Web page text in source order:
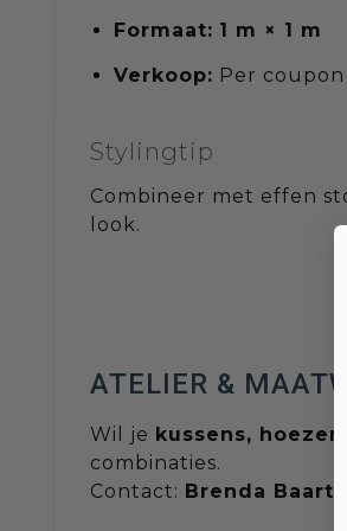
Formaat: 1 m × 1 m
Verkoop: Per
Stylingtip
Combineer met effen
look.
ATELIER &
Wil je kussens,
combinaties.
Contact: Brenda Baart